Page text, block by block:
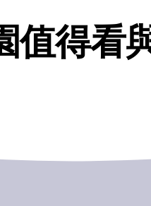
值得看